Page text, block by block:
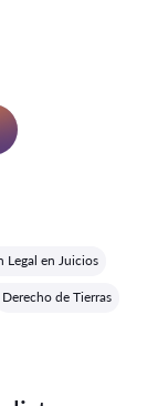
Legal en Juicios
Derecho de Tierras